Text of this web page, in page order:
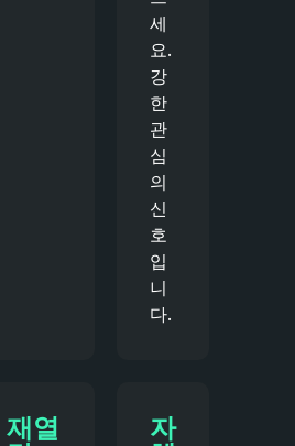
세
요.
강
한
관
심
의
신
호
입
니
다.
재열
자